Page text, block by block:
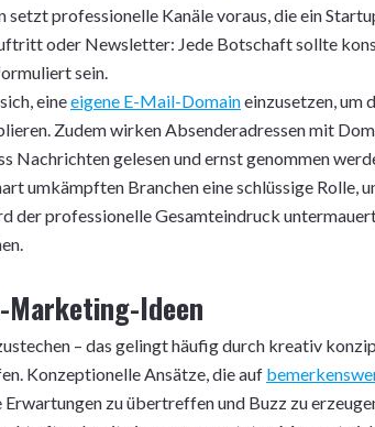
setzt professionelle Kanäle voraus, die ein
oder Newsletter: Jede Botschaft sollte
sein.
eineeigene E-Mail-Domaineinzusetzen, um
Zudem wirken Absenderadressen mit
Nachrichten gelesen und ernst genommen
umkämpften Branchen eine schlüssige Rolle,
der professionelle Gesamteindruck
Ideen
– das gelingt häufig durch kreativ
Konzeptionelle Ansätze, die auf
zu übertreffen und Buzz zu